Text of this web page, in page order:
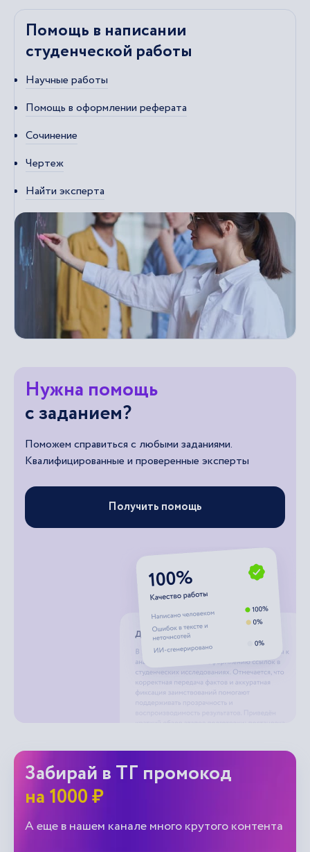
Помощь в написании
студенческой работы
Научные работы
Помощь в оформлении реферата
Сочинение
Чертеж
Найти эксперта
Нужна помощь
с заданием?
Поможем справиться с любыми заданиями.
Квалифицированные и проверенные эксперты
Получить помощь
Забирай в ТГ промокод
на 1000 ₽
А еще в нашем канале много крутого контента